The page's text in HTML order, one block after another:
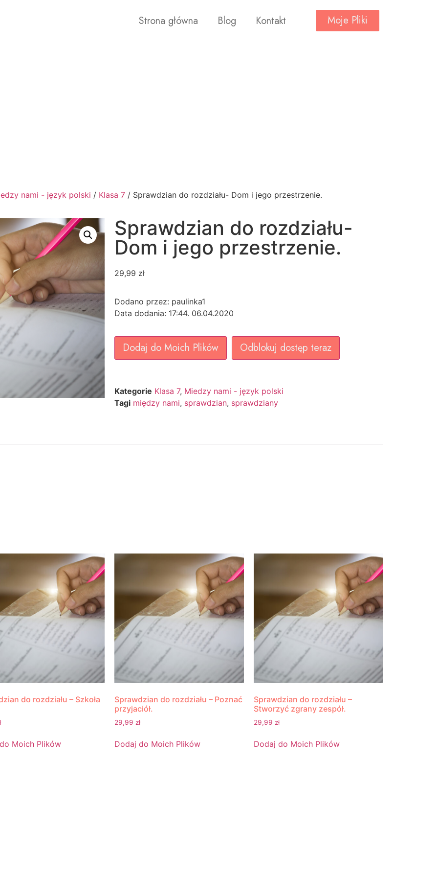
Strona główna Blog Kontakt Moje Pliki
nami - język polski / Klasa 7 / Sprawdzian do rozdziału- Dom i jego przestrzenie.
Sprawdzian do rozdziału-
Dom i jego przestrzenie.
29,99 zł
Dodano przez: paulinka1
Data dodania: 17:44. 06.04.2020
Dodaj do Moich Plików Odblokuj dostęp teraz
Kategorie Klasa 7, Miedzy nami - język polski
Tagi między nami, sprawdzian, sprawdziany
do rozdziału – Szkoła
Moich Plików
Sprawdzian do rozdziału – Poznać
przyjaciół.
29,99 zł
Dodaj do Moich Plików
Sprawdzian do rozdziału –
Stworzyć zgrany zespół.
29,99 zł
Dodaj do Moich Plików